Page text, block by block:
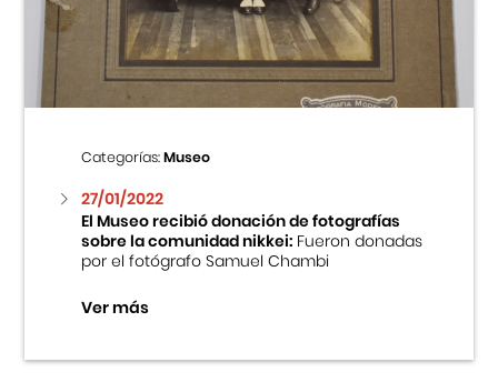
Centro Cultural Peruano Japonés
Museo de la Inmigración Japonesa
Fondo Editorial
Teatro Peruano Japonés
Categorías:Museo
27/01/2022
El Museo recibió donación de fotografías
sobre la comunidad nikkei:Fueron donadas
por el fotógrafo Samuel Chambi
Ver más